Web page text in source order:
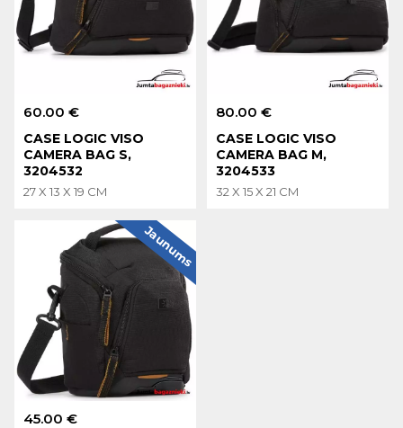
60.00 €
CASE LOGIC VISO
CAMERA BAG S,
3204532
27 X 13 X 19 CM
80.00 €
CASE LOGIC VISO
CAMERA BAG M,
3204533
32 X 15 X 21 CM
45.00 €
Jaunums